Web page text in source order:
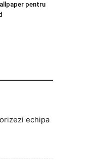
pentru
echipa